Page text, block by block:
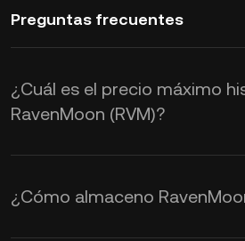
Preguntas frecuentes
¿Cuál es el precio máximo
RavenMoon (RVM)?
¿Cómo almaceno